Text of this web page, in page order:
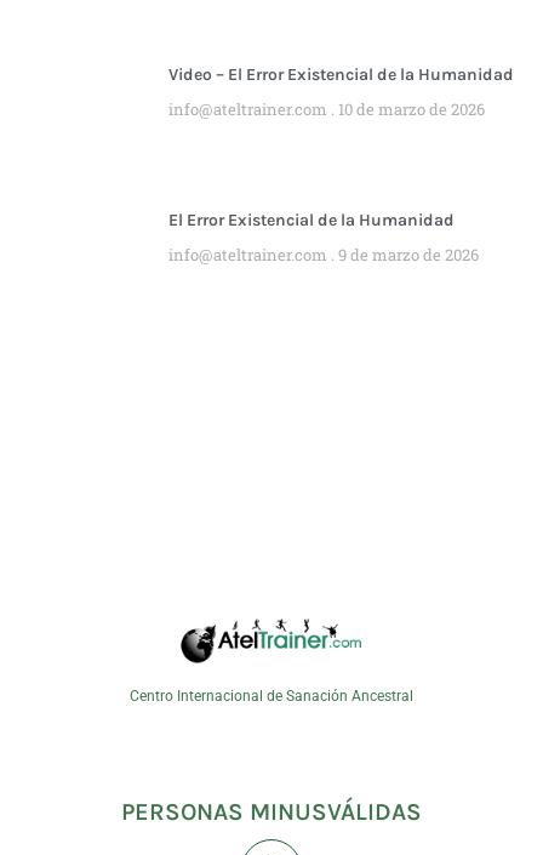
Video – El Error Existencial de la Humanidad
info@ateltrainer.com 10 de marzo de 2026
El Error Existencial de la Humanidad
info@ateltrainer.com 9 de marzo de 2026
Centro Internacional de Sanación Ancestral
PERSONAS MINUSVÁLIDAS